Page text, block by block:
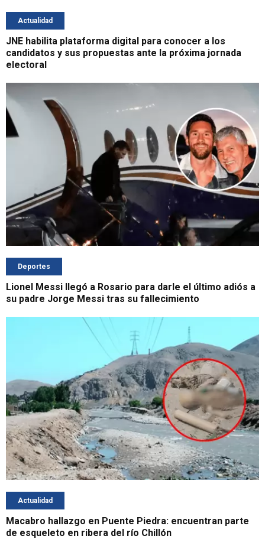
Actualidad
JNE habilita plataforma digital para conocer a los
candidatos y sus propuestas ante la próxima jornada
electoral
Deportes
Lionel Messi llegó a Rosario para darle el último adiós a
su padre Jorge Messi tras su fallecimiento
Actualidad
Macabro hallazgo en Puente Piedra: encuentran parte
de esqueleto en ribera del río Chillón